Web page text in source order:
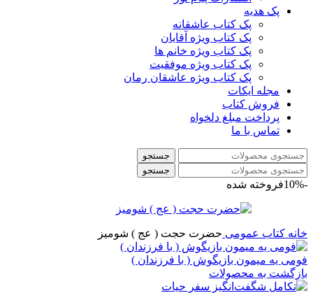
پک هدیه
پک کتاب عاشقانه
پک کتاب ویژه آقایان
پک کتاب ویژه خانم ها
پک کتاب ویژه موفقیت
پک کتاب ویژه عاشقان رمان
مجله ایکات
فروش کتاب
پرداخت مبلغ دلخواه
تماس با ما
جستجو
جستجو
-10% فروخته شده
خانه کتاب عمومی حضرت حجت ( عج ) شومیز
فومی یه میمون بازیگوش ( با فرزندان )
بازگشت به محصولات